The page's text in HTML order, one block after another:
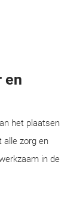
en
het plaatsen
alle zorg en
in de